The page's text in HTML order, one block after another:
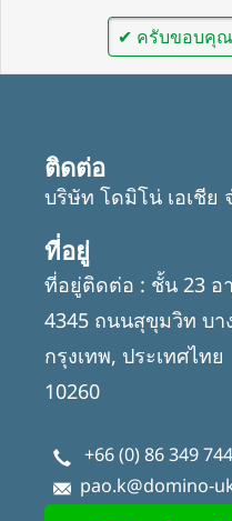
✔ ครับขอบคุ
ติดต่อ
บริษัท โดมิโน่ เอเชีย
ที่อยู่
ที่อยู่ติดต่อ : ชั้น 23 อ
4345 ถนนสุขุมวิท บา
กรุงเทพ, ประเทศไทย
10260
+66 (0) 86 349
pao.k@domino-